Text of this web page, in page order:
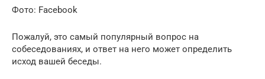
Фото: Facebook
Пожалуй, это самый популярный вопрос на
собеседованиях, и ответ на него может определить
исход вашей беседы.